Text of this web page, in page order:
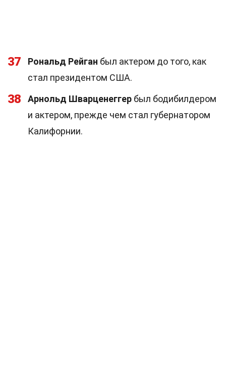
37 Рональд Рейган был актером до того, как
стал президентом США.
38 Арнольд Шварценеггер был бодибилдером
и актером, прежде чем стал губернатором
Калифорнии.